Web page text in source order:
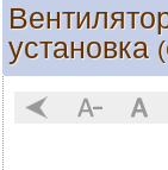
установка